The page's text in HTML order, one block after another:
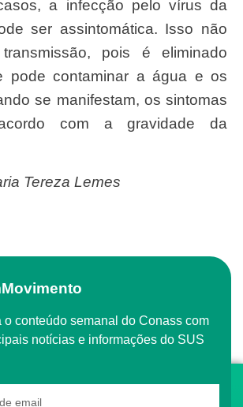
a infecção pelo vírus da
ser assintomática. Isso não
pois é eliminado
pode contaminar a água e os
se manifestam, os sintomas
com a gravidade da
Tereza Lemes
notícias e informações do SUS